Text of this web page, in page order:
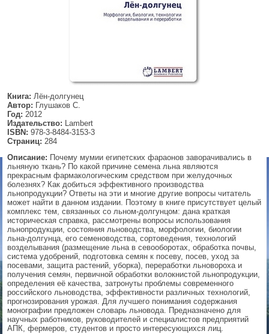
Книга: Лён-долгунец
Автор: Глушаков С.
Год: 2012
Издательство: Lambert
ISBN: 978-3-8484-3153-3
Страниц: 284
Описание: Почему мумии египетских фараонов заворачивались в
льняную ткань? По какой причине семена льна являются
прекрасным фармакологическим средством при желудочных
болезнях? Как добиться эффективного производства
льнопродукции? Ответы на эти и многие другие вопросы читатель
может найти в данном издании. Поэтому в книге присутствует целый
комплекс тем, связанных со льном-долгунцом: дана краткая
историческая справка, рассмотрены вопросы использования
льнопродукции, состояния льноводства, морфологии, биологии
льна-долгунца, его семеноводства, сортоведения, технологий
возделывания (размещение льна в севооборотах, обработка почвы,
система удобрений, подготовка семян к посеву, посев, уход за
посевами, защита растений, уборка), переработки льновороха и
получения семян, первичной обработки волокнистой льнопродукции,
определения её качества, затронуты проблемы современного
российского льноводства, эффективности различных технологий,
прогнозирования урожая. Для лучшего понимания содержания
монографии предложен словарь льновода. Предназначено для
научных работников, руководителей и специалистов предприятий
АПК, фермеров, студентов и просто интересующихся лиц.
▼
▼
▼
▼